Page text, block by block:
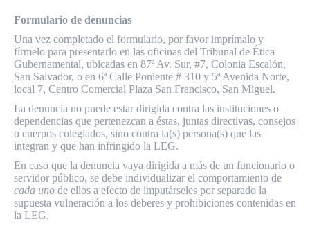
Formulario de denuncias
Una vez completado el formulario, por favor imprímalo y
fírmelo para presentarlo en las oficinas del Tribunal de Ética
Gubernamental, ubicadas en 87ª Av. Sur, #7, Colonia Escalón,
San Salvador, o en 6ª Calle Poniente # 310 y 5ª Avenida Norte,
local 7, Centro Comercial Plaza San Francisco, San Miguel.
La denuncia no puede estar dirigida contra las instituciones o
dependencias que pertenezcan a éstas, juntas directivas, consejos
o cuerpos colegiados, sino contra la(s) persona(s) que las
integran y que han infringido la LEG.
En caso que la denuncia vaya dirigida a más de un funcionario o
servidor público, se debe individualizar el comportamiento de
cada uno de ellos a efecto de imputárseles por separado la
supuesta vulneración a los deberes y prohibiciones contenidas en
la LEG.